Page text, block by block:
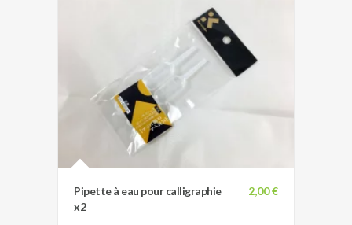
2,00 €
Pipette à eau pour calligraphie
x2